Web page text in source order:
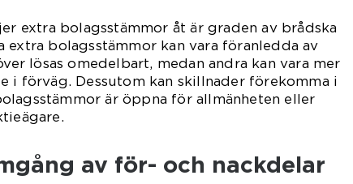
extra bolagsstämmor åt är graden av brådska
extra bolagsstämmor kan vara föranledda av
lösas omedelbart, medan andra kan vara mer
i förväg. Dessutom kan skillnader förekomma i
är öppna för allmänheten eller
av för- och nackdelar